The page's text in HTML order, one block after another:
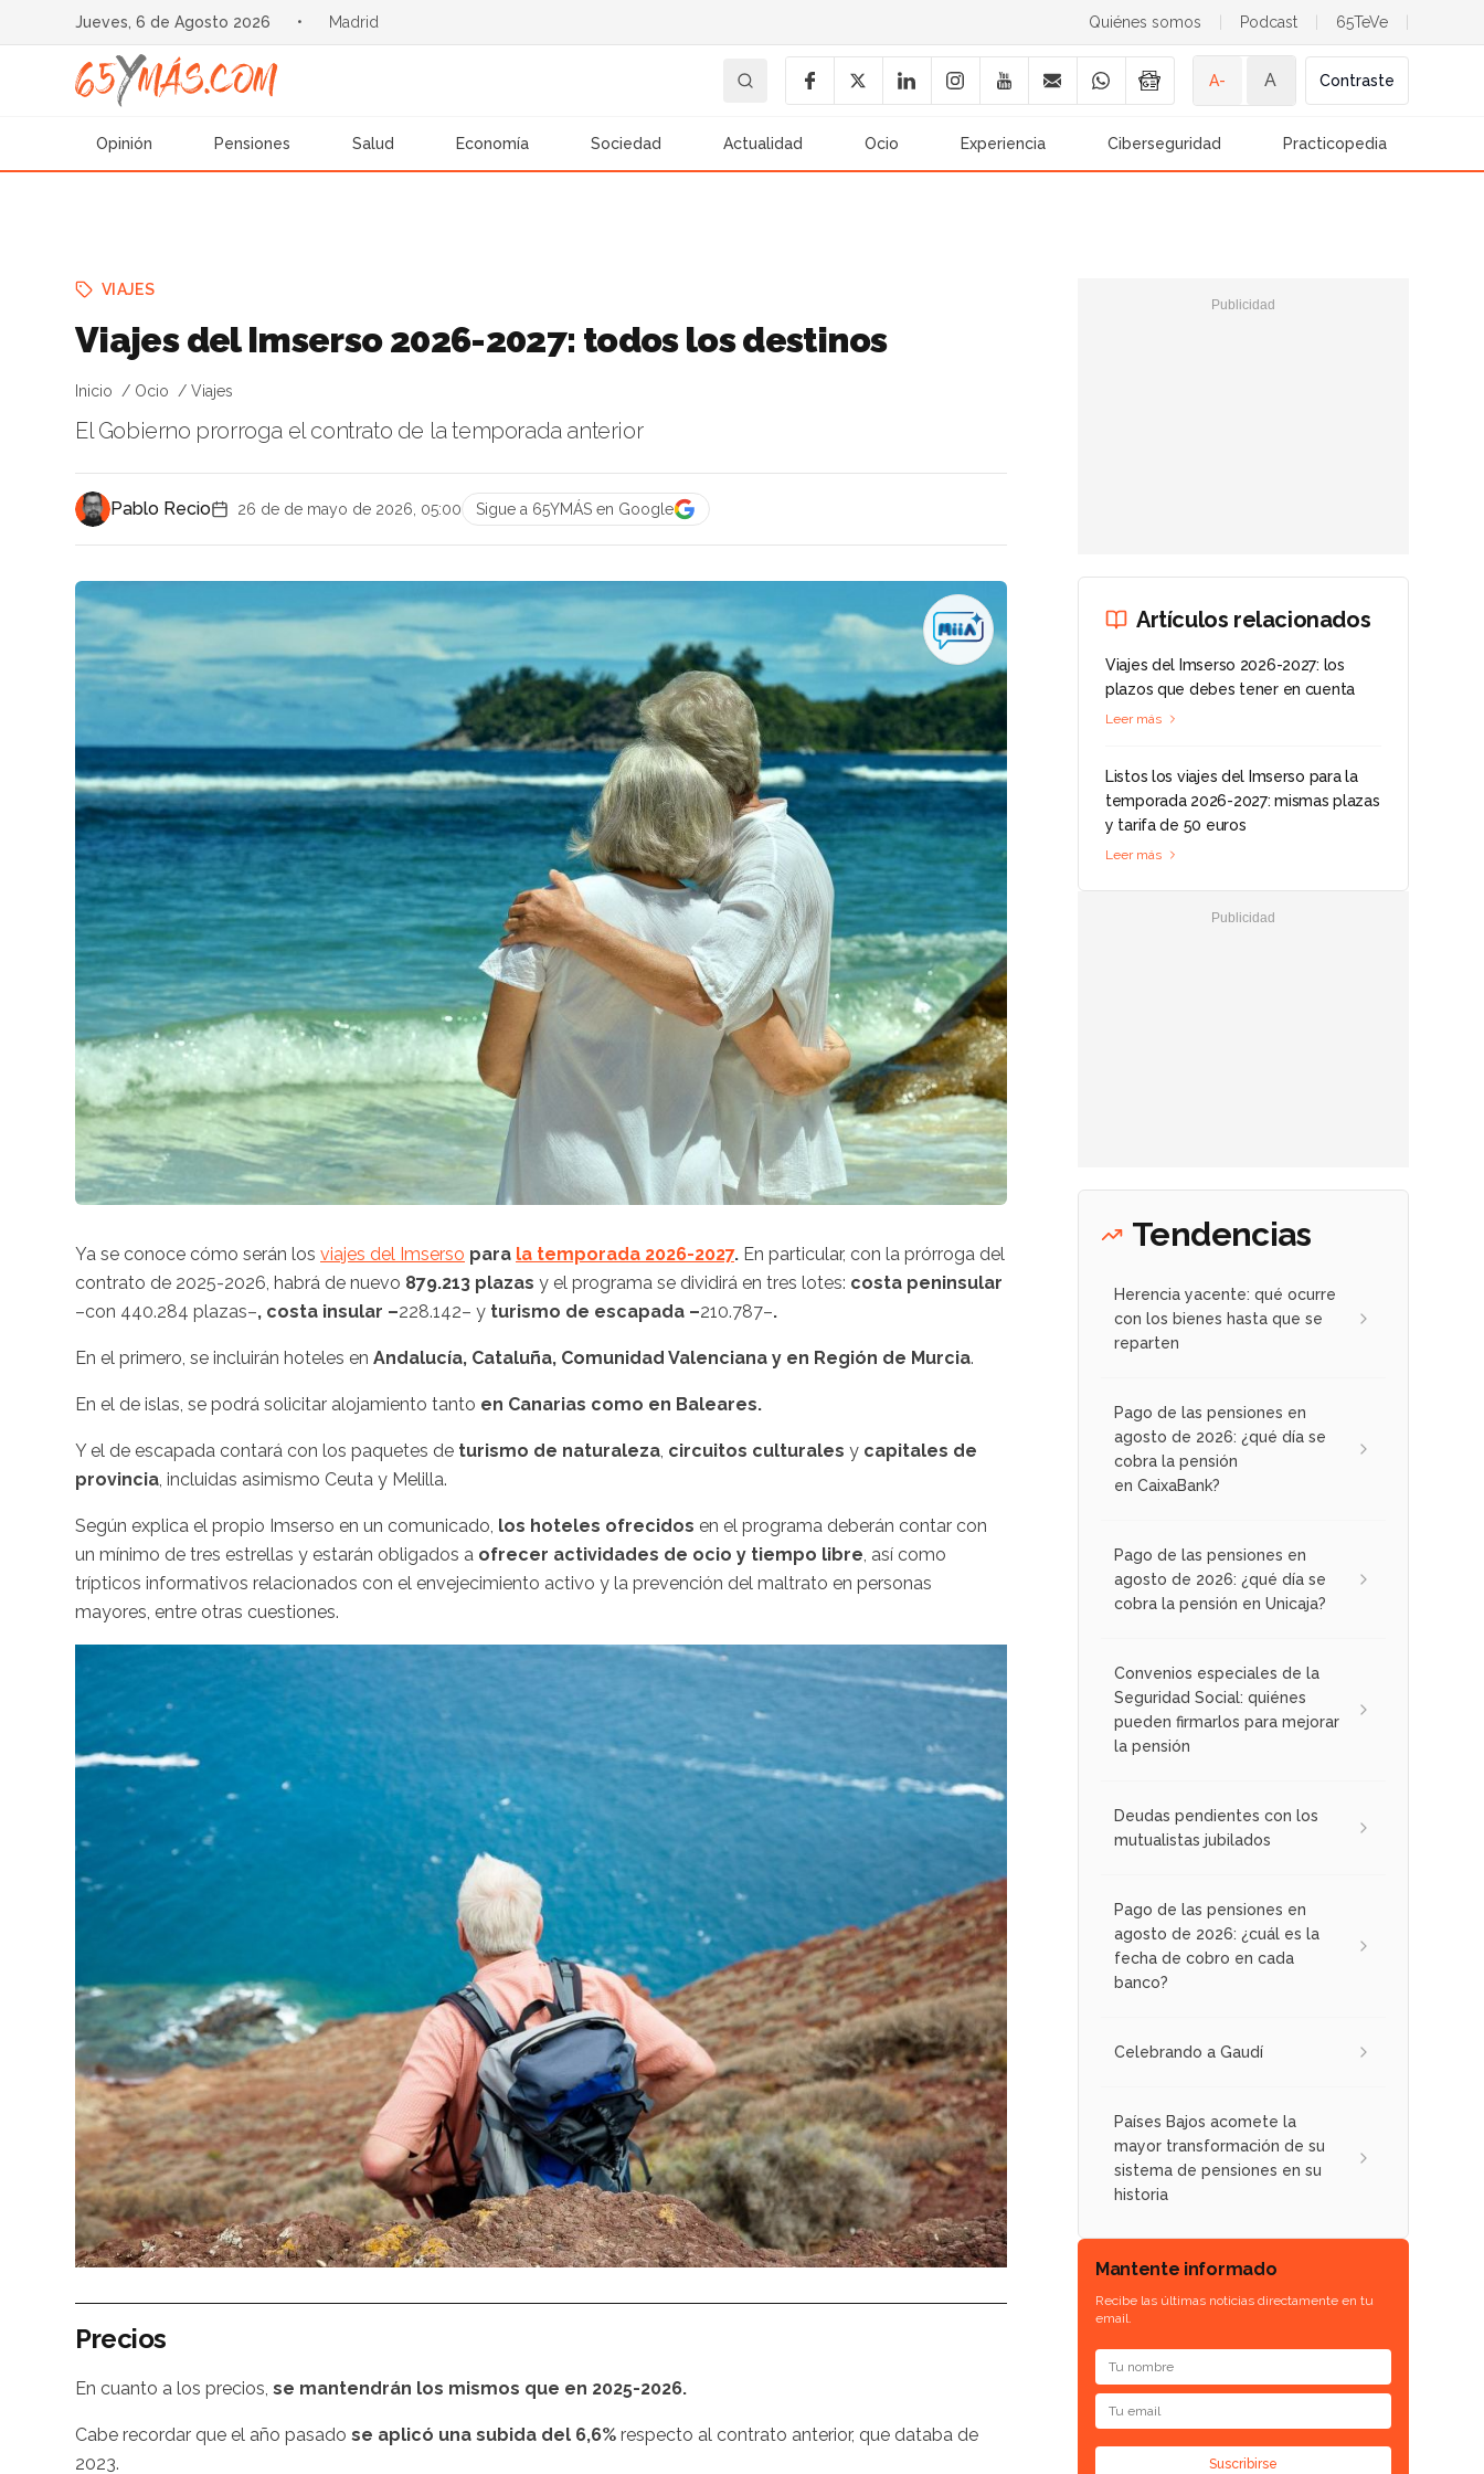
Jueves, 6 de Agosto 2026 • Madrid Quiénes somos Podcast 65TeVe
A- A Contraste
Opinión Pensiones Salud Economía Sociedad Actualidad Ocio Experiencia Ciberseguridad Practicopedia
VIAJES
Viajes del Imserso 2026-2027: todos los destinos
Inicio Ocio Viajes
El Gobierno prorroga el contrato de la temporada anterior
Pablo Recio 26 de de mayo de 2026, 05:00 Sigue a 65YMÁS en Google
Ya se conoce cómo serán los viajes del Imserso para la temporada 2026-2027. En particular, con la prórroga del
contrato de 2025-2026, habrá de nuevo 879.213 plazas y el programa se dividirá en tres lotes: costa peninsular
–con 440.284 plazas–, costa insular –228.142– y turismo de escapada –210.787–.
En el primero, se incluirán hoteles en Andalucía, Cataluña, Comunidad Valenciana y en Región de Murcia.
En el de islas, se podrá solicitar alojamiento tanto en Canarias como en Baleares.
Y el de escapada contará con los paquetes de turismo de naturaleza circuitos culturales y capitales de
provincia , incluidas asimismo Ceuta y Melilla.
Según explica el propio Imserso en un comunicado, los hoteles ofrecidos en el programa deberán contar con
un mínimo de tres estrellas y estarán obligados a ofrecer actividades de ocio y tiempo libre , así como
trípticos informativos relacionados con el envejecimiento activo y la prevención del maltrato en personas
mayores, entre otras cuestiones.
Precios
En cuanto a los precios, se mantendrán los mismos que en 2025-2026.
Cabe recordar que el año pasado se aplicó una subida del 6,6% respecto al contrato anterior, que databa de
2023.
Artículos relacionados
Viajes del Imserso 2026-2027: los
plazos que debes tener en cuenta
Leer más
Listos los viajes del Imserso para la
temporada 2026-2027: mismas plazas
y tarifa de 50 euros
Leer más
Tendencias
Herencia yacente: qué ocurre
con los bienes hasta que se
reparten
Pago de las pensiones en
agosto de 2026: ¿qué día se
cobra la pensión
en CaixaBank?
Pago de las pensiones en
agosto de 2026: ¿qué día se
cobra la pensión en Unicaja?
Convenios especiales de la
Seguridad Social: quiénes
pueden firmarlos para mejorar
la pensión
Deudas pendientes con los
mutualistas jubilados
Pago de las pensiones en
agosto de 2026: ¿cuál es la
fecha de cobro en cada
banco?
Celebrando a Gaudí
Países Bajos acomete la
mayor transformación de su
sistema de pensiones en su
historia
Mantente informado
Recibe las últimas noticias directamente en tu
email.
Suscribirse